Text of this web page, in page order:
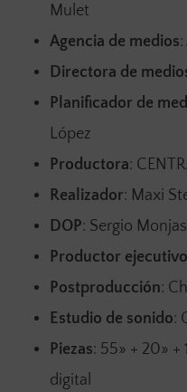
Mulet
Agencia de medios
Directora de
Planificador de
López
Productora:
Realizador: Maxi
DOP: Sergio Monjas
Productor ejecutivo
Postproducción:
Estudio de sonido:
Piezas: 55» + 20»
digital